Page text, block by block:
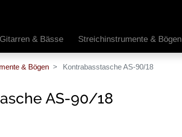
Gitarren & Bässe Streichinstrumente & Bögen
& Bögen Kontrabasstasche AS-90/18
AS-90/18